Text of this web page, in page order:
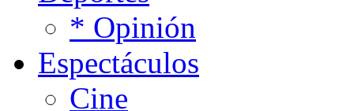
* Opinión
Espectáculos
Cine